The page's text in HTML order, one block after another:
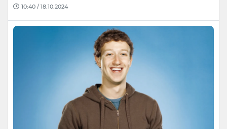
10:40 / 18.10.2024